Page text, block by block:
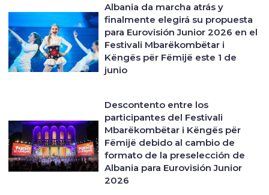
Albania da marcha atrás y
finalmente elegirá su propuesta
para Eurovisión Junior 2026 en el
Festivali Mbarëkombëtar i
Këngës për Fëmijë este 1 de
junio
Descontento entre los
participantes del Festivali
Mbarëkombëtar i Këngës për
Fëmijë debido al cambio de
formato de la preselección de
Albania para Eurovisión Junior
2026